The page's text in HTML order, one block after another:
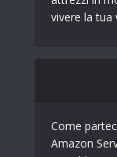
vivere la tua
Come
Amazon